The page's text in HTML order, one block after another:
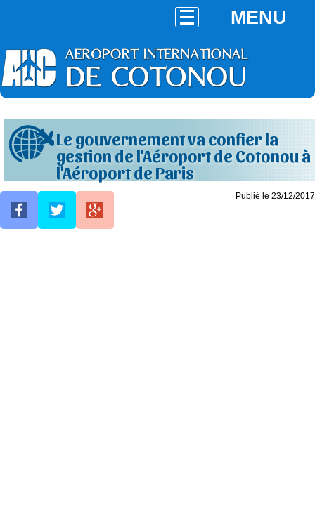
MENU
Le gouvernement va confier la
gestion de l'Aéroport de Cotonou à
l'Aéroport de Paris
Publié le 23/12/2017